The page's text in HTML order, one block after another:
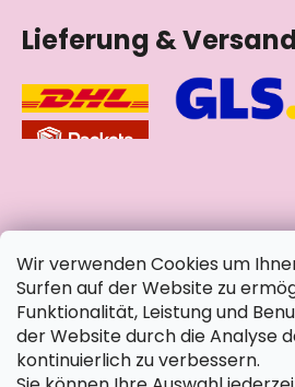
Wir verwenden Cookies um
Surfen auf der Website zu
Funktionalität, Leistung und
der Website durch die Analyse
kontinuierlich zu verbessern.
Lieferung &
soziale Netzwerke